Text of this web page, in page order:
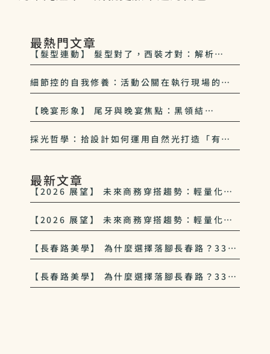
最熱門文章
【髮型連動】 髮型對了，西裝才對：解析
2026 男士商務髮型趨勢
細節控的自我修養：活動公關在執行現場的
0.1 公分堅持
【晚宴形象】 尾牙與晚宴焦點：黑領結
（Black Tie）與正式場合的穿著禮儀
採光哲學：拾設計如何運用自然光打造「有呼
吸感」的空間
最新文章
【2026 展望】 未來商務穿搭趨勢：輕量化、
多功能與 33西服 的永續美學
【2026 展望】 未來商務穿搭趨勢：輕量化、
多功能與 33西服 的永續美學
【長春路美學】 為什麼選擇落腳長春路？33西
服對中山區紳士文化的致敬
【長春路美學】 為什麼選擇落腳長春路？33西
服對中山區紳士文化的致敬